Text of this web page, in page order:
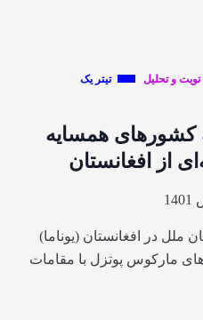
تویت و تحلیل تیتر یک
کشورهای همسایه
از افغانستان
در افغانستان (یوناما)
مارکوس پوتزل با مقامات